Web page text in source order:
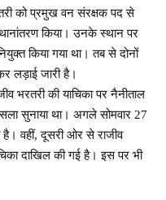
को प्रमुख वन संरक्षक पद से
किया। उनके स्थान पर
किया गया था। तब से दोनों
लड़ाई जारी है।
भरतरी की याचिका पर नैनीताल
सुनाया था। अगले सोमवार 27
वहीं, दूसरी ओर से राजीव
दाखिल की गई है। इस पर भी